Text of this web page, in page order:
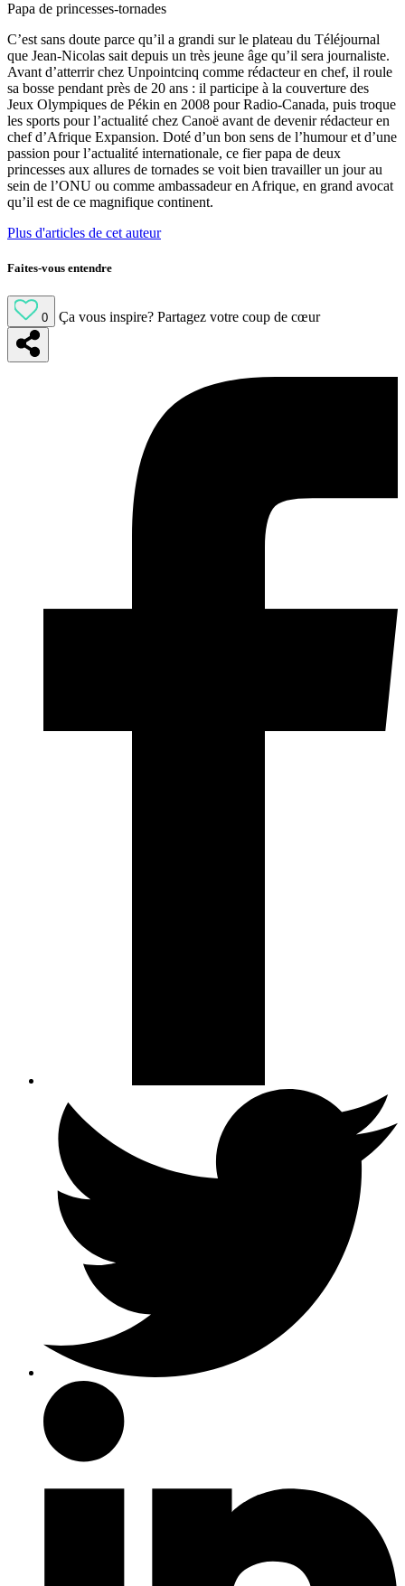
Papa de princesses-tornades
C’est sans doute parce qu’il a grandi sur le plateau du Téléjournal
que Jean-Nicolas sait depuis un très jeune âge qu’il sera journaliste.
Avant d’atterrir chez Unpointcinq comme rédacteur en chef, il roule
sa bosse pendant près de 20 ans : il participe à la couverture des
Jeux Olympiques de Pékin en 2008 pour Radio-Canada, puis troque
les sports pour l’actualité chez Canoë avant de devenir rédacteur en
chef d’Afrique Expansion. Doté d’un bon sens de l’humour et d’une
passion pour l’actualité internationale, ce fier papa de deux
princesses aux allures de tornades se voit bien travailler un jour au
sein de l’ONU ou comme ambassadeur en Afrique, en grand avocat
qu’il est de ce magnifique continent.
Plus d'articles de cet auteur
Faites-vous entendre
0 Ça vous inspire? Partagez votre coup de cœur